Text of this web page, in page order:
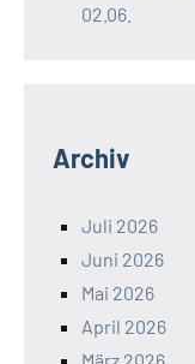
02.06.
Archiv
Juli 2026
Juni 2026
Mai 2026
April 2026